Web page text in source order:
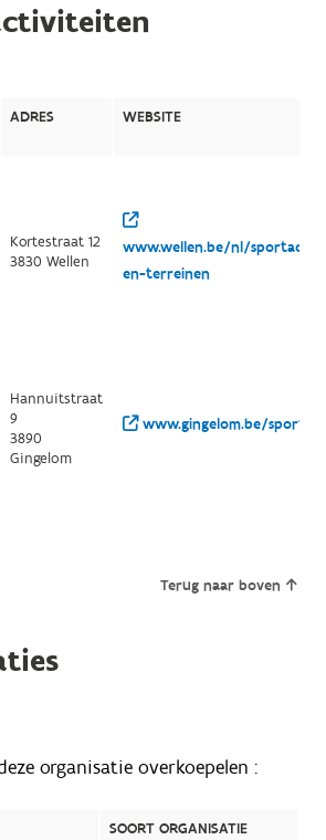
ADRES WEBSITE
Kortestraat 12
3830 Wellen
www.wellen.be/nl/
en-terreinen
Hannuitstraat
9
3890
Gingelom
www.gingelom.be/sport
Terug naar boven
organisatie overkoepelen :
SOORT ORGANISATIE